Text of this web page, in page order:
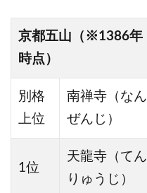
京都五山（※1386年
時点）
別格
上位
南禅寺（なん
ぜんじ）
1位
天龍寺（てん
りゅうじ）